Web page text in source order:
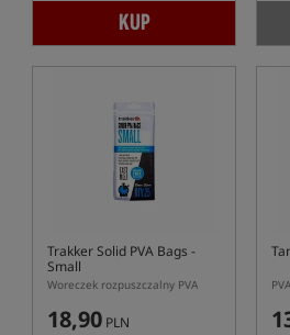
KUP
Trakker Solid PVA Bags -
Small
Woreczek rozpuszczalny PVA
18,90 PLN